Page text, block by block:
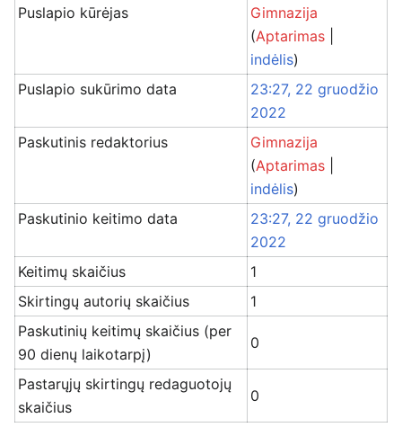
Puslapio kūrėjas
Gimnazija
(Aptarimas
indėlis)
Puslapio sukūrimo data
23:27, 22 gruodžio
2022
Paskutinis redaktorius
Gimnazija
(Aptarimas
indėlis)
Paskutinio keitimo data
23:27, 22 gruodžio
2022
Keitimų skaičius
1
Skirtingų autorių skaičius
1
Paskutinių keitimų skaičius (per
90 dienų laikotarpį)
0
Pastarųjų skirtingų redaguotojų
skaičius
0